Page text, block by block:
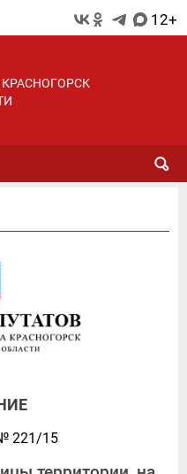
12+
221/15